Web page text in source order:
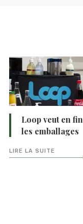
Loop veut en
les emballages
LIRE LA SUITE